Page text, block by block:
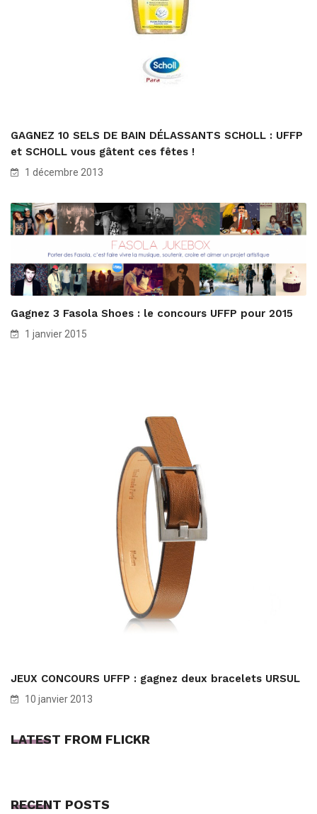
GAGNEZ 10 SELS DE BAIN DÉLASSANTS SCHOLL : UFFP
et SCHOLL vous gâtent ces fêtes !
1 décembre 2013
Gagnez 3 Fasola Shoes : le concours UFFP pour 2015
1 janvier 2015
JEUX CONCOURS UFFP : gagnez deux bracelets URSUL
10 janvier 2013
LATEST FROM FLICKR
RECENT POSTS